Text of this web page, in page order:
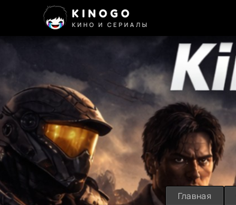
KINOGO
КИНО И СЕРИАЛЫ
Главная